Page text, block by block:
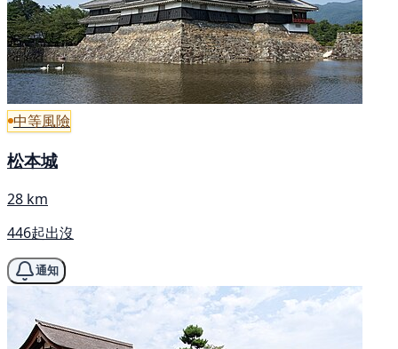
中等風險
松本城
28 km
446起出沒
通知